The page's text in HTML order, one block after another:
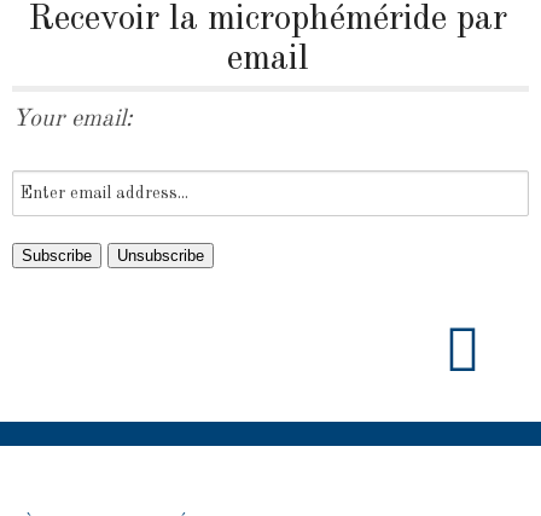
Recevoir la microphéméride par
email
Your email: